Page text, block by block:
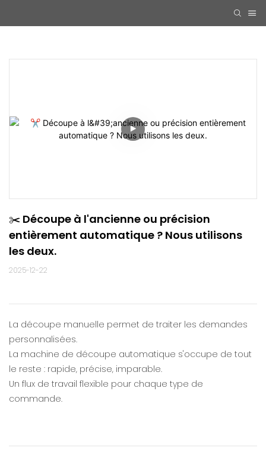
✂️ Découpe à l'ancienne ou précision
entièrement automatique ? Nous utilisons
les deux.
2025-12-22
La découpe manuelle permet de traiter les demandes
personnalisées.
La machine de découpe automatique s'occupe de tout
le reste : rapide, précise, imparable.
Un flux de travail flexible pour chaque type de
commande.